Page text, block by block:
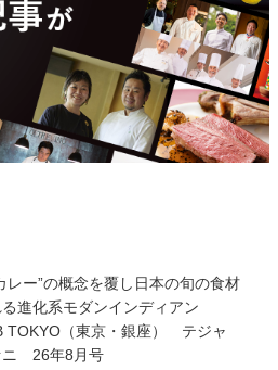
レー”の概念を覆し日本の旬の食材
る進化系モダンインディアン
TOKYO（東京・銀座） テジャ
ニ 26年8月号